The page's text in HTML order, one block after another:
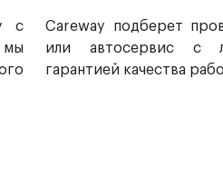
с
мы
Careway подберет
или автосервис с
гарантией качества